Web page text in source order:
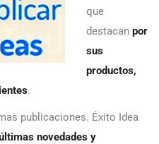
que
destacan por
sus
productos,
.
publicaciones. Éxito Idea
novedades y